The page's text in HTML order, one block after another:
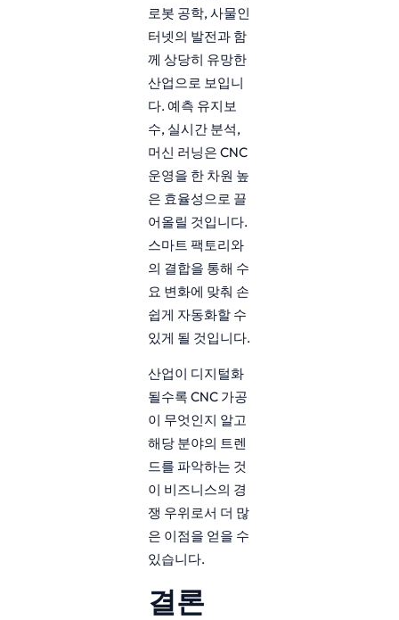
로봇 공학, 사물인
터넷의 발전과 함
께 상당히 유망한
산업으로 보입니
다. 예측 유지보
수, 실시간 분석,
머신 러닝은 CNC
운영을 한 차원 높
은 효율성으로 끌
어올릴 것입니다.
스마트 팩토리와
의 결합을 통해 수
요 변화에 맞춰 손
쉽게 자동화할 수
있게 될 것입니다.
산업이 디지털화
될수록 CNC 가공
이 무엇인지 알고
해당 분야의 트렌
드를 파악하는 것
이 비즈니스의 경
쟁 우위로서 더 많
은 이점을 얻을 수
있습니다.
결론